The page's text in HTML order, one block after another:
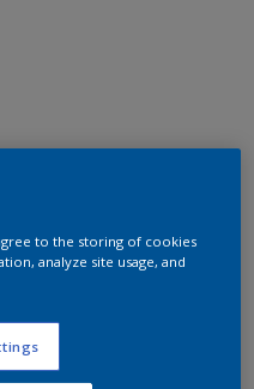
to the storing of cookies
analyze site usage, and